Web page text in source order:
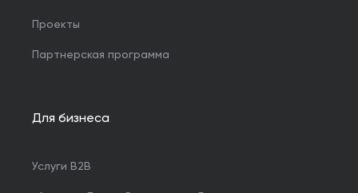
Проекты
Партнерская программа
Для бизнеса
Услуги B2B